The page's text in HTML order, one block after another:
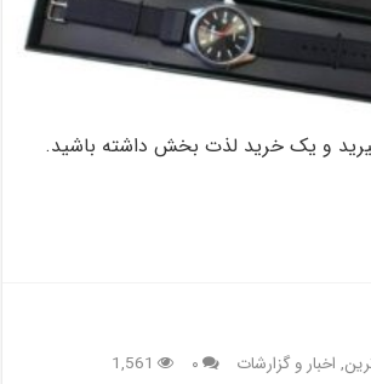
و یک خرید لذت بخش داشته باشید.
, اخبار و گزارشات ۰ 1,561